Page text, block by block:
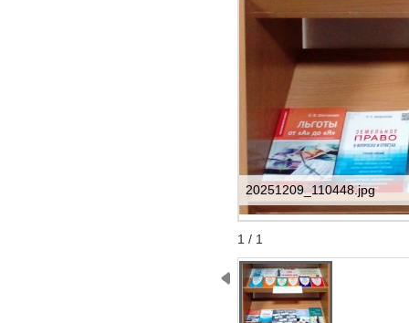
20251209_110448.jpg
1 / 1
StartStop